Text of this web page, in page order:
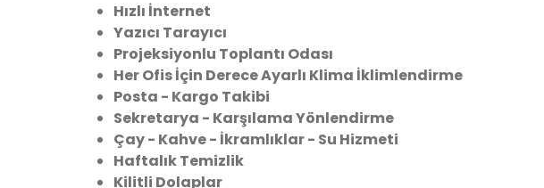
Hızlı İnternet
Yazıcı Tarayıcı
Projeksiyonlu Toplantı Odası
Her Ofis İçin Derece Ayarlı Klima İklimlendirme
Posta - Kargo Takibi
Sekretarya - Karşılama Yönlendirme
Çay - Kahve - İkramlıklar - Su Hizmeti
Haftalık Temizlik
Kilitli Dolaplar